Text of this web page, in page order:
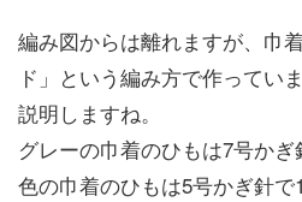
編み図からは離れますが、巾
ド」という編み方で作ってい
説明しますね。
グレーの巾着のひもは7号か
色の巾着のひもは5号かぎ針